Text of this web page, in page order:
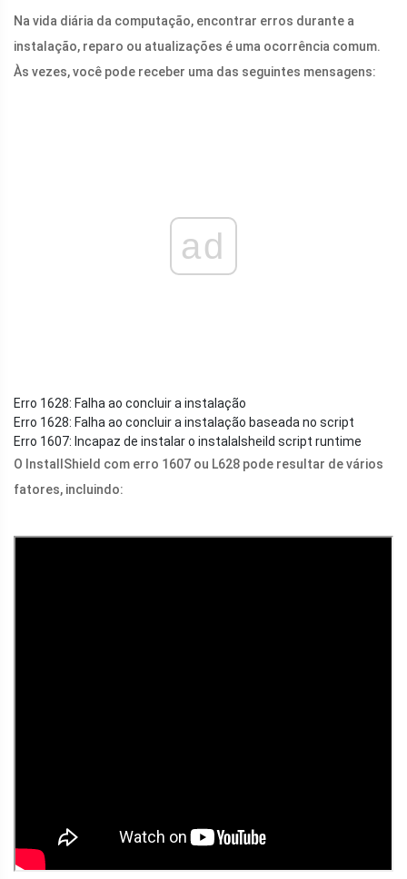
Na vida diária da computação, encontrar erros durante a
instalação, reparo ou atualizações é uma ocorrência comum.
Às vezes, você pode receber uma das seguintes mensagens:
ad
Erro 1628: Falha ao concluir a instalação
Erro 1628: Falha ao concluir a instalação baseada no script
Erro 1607: Incapaz de instalar o instalalsheild script runtime
O InstallShield com erro 1607 ou L628 pode resultar de vários
fatores, incluindo: